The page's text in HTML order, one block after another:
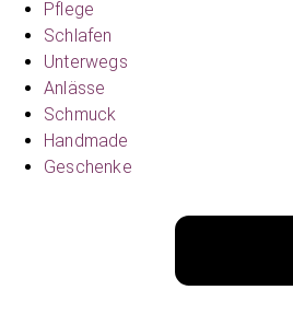
Pflege
Schlafen
Unterwegs
Anlässe
Schmuck
Handmade
Geschenke